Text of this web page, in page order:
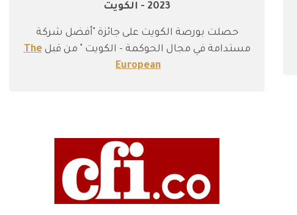
2023 - الكويت
حصلت بورصة الكويت على جائزة "أفضل شركة
مستدامة في مجال الحوكمة - الكويت " من قبلThe
European